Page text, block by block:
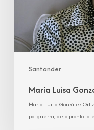
Santander
María Luisa
María Luisa González
posguerra, dejó pronto